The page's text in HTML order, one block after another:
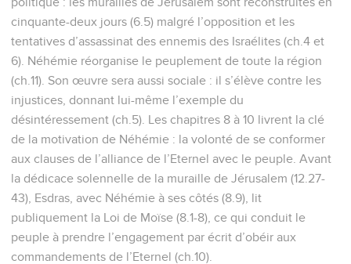
cinquante-deux jours (6.5) malgré l’opposition et les
tentatives d’assassinat des ennemis des Israélites (ch.4 et
6). Néhémie réorganise le peuplement de toute la région
(ch.11). Son œuvre sera aussi sociale : il s’élève contre les
injustices, donnant lui-même l’exemple du
désintéressement (ch.5). Les chapitres 8 à 10 livrent la clé
de la motivation de Néhémie : la volonté de se conformer
aux clauses de l’alliance de l’Eternel avec le peuple. Avant
la dédicace solennelle de la muraille de Jérusalem (12.27-
43), Esdras, avec Néhémie à ses côtés (8.9), lit
publiquement la Loi de Moïse (8.1-8), ce qui conduit le
peuple à prendre l’engagement par écrit d’obéir aux
commandements de l’Eternel (ch.10).